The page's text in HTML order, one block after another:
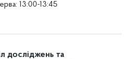
13:00-13:45
досліджень та